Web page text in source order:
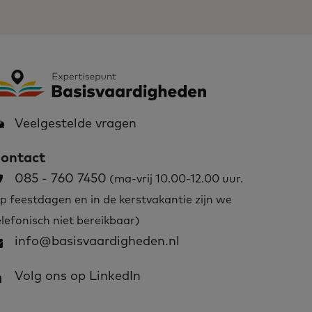
Veelgestelde vragen
085 - 760 7450 (ma-vrij 10.00-12.00 uur.
feestdagen en in de kerstvakantie zijn we
niet bereikbaar)
info@basisvaardigheden.nl
Volg ons op LinkedIn